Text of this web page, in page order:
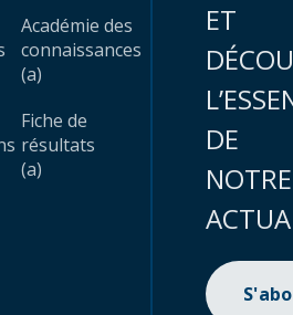
Académie des
connaissances
(a)
Fiche de
résultats
(a)
ET
DE
NOTRE